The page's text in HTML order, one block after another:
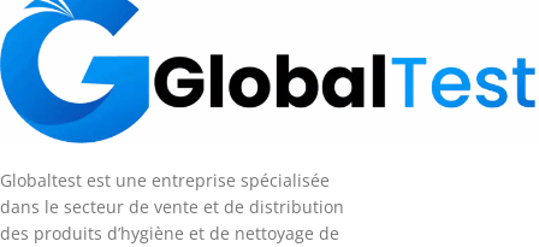
Globaltest est une entreprise spécialisée
dans le secteur de vente et de distribution
des produits d’hygiène et de nettoyage de